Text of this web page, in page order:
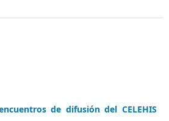
de difusión del CELEHIS